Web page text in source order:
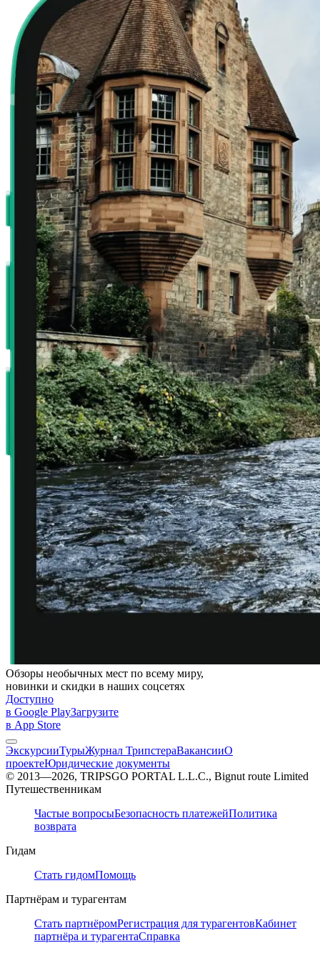
Обзоры необычных мест по всему миру,
новинки и скидки в наших соцсетях
Доступно
в Google PlayЗагрузите
в App Store
ЭкскурсииТурыЖурнал ТрипстераВакансииО
проектеЮридические документы
© 2013—2026, TRIPSGO PORTAL L.L.C., Bignut route Limited
Путешественникам
Частые вопросыБезопасность платежейПолитика
возврата
Гидам
Стать гидомПомощь
Партнёрам и турагентам
Стать партнёромРегистрация для турагентовКабинет
партнёра и турагентаСправка